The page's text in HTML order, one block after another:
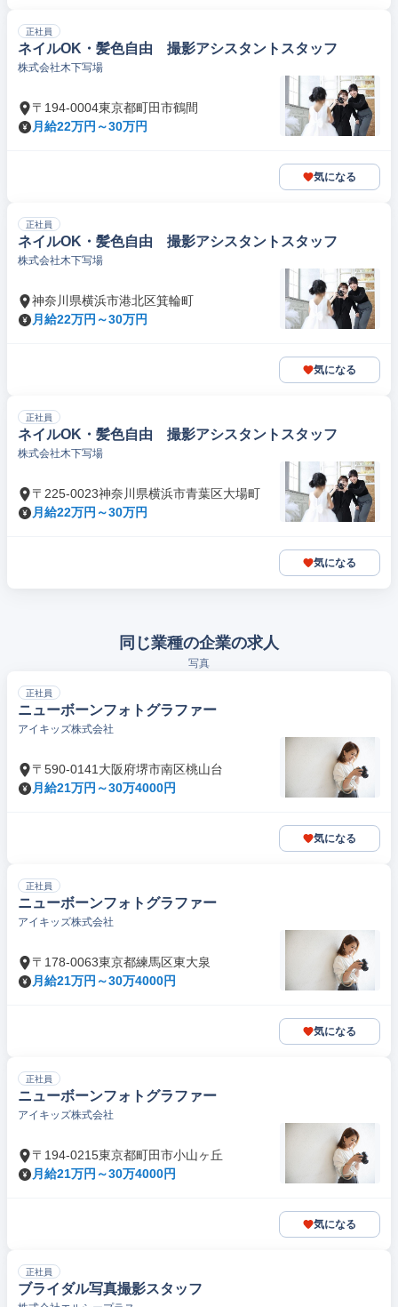
正社員
ネイルOK・髪色自由 撮影アシスタントスタッフ
株式会社木下写場
〒194-0004東京都町田市鶴間
月給22万円～30万円
気になる
正社員
ネイルOK・髪色自由 撮影アシスタントスタッフ
株式会社木下写場
神奈川県横浜市港北区箕輪町
月給22万円～30万円
気になる
正社員
ネイルOK・髪色自由 撮影アシスタントスタッフ
株式会社木下写場
〒225-0023神奈川県横浜市青葉区大場町
月給22万円～30万円
気になる
同じ業種の企業の求人
写真
正社員
ニューボーンフォトグラファー
アイキッズ株式会社
〒590-0141大阪府堺市南区桃山台
月給21万円～30万4000円
気になる
正社員
ニューボーンフォトグラファー
アイキッズ株式会社
〒178-0063東京都練馬区東大泉
月給21万円～30万4000円
気になる
正社員
ニューボーンフォトグラファー
アイキッズ株式会社
〒194-0215東京都町田市小山ヶ丘
月給21万円～30万4000円
気になる
正社員
ブライダル写真撮影スタッフ